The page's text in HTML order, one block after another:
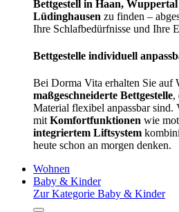
Bettgestell in Haan,
Lüdinghausen zu finden –
Ihre Schlafbedürfnisse und Ihre
Bettgestelle individuell
Bei Dorma Vita erhalten Sie auf
maßgeschneiderte Bettgestelle,
Material flexibel anpassbar
mit Komfortfunktionen wie
integriertem Liftsystem
heute schon an morgen denken.
Wohnen
Baby & Kinder
Zur Kategorie Baby & Kinder